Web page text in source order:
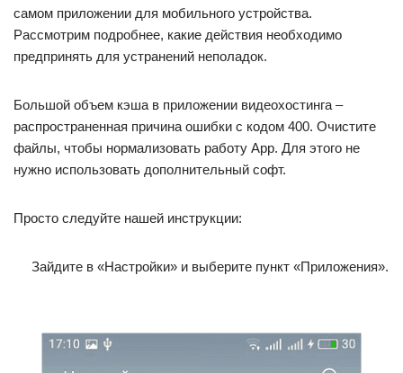
самом приложении для мобильного устройства.
Рассмотрим подробнее, какие действия необходимо
предпринять для устранений неполадок.
Большой объем кэша в приложении видеохостинга –
распространенная причина ошибки с кодом 400. Очистите
файлы, чтобы нормализовать работу App. Для этого не
нужно использовать дополнительный софт.
Просто следуйте нашей инструкции:
Зайдите в «Настройки» и выберите пункт «Приложения».